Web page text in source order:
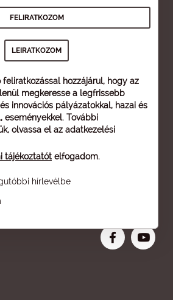
hozzájárul, hogy az
megkeresse a legfrissebb
innovációs pályázatokkal, hazai és
eseményekkel. További
olvassa el az adatkezelési
tájékoztatót elfogadom.
hírlevélbe